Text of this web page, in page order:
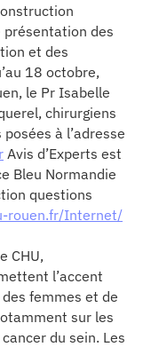
présentation des
et des
18 octobre,
le Pr Isabelle
chirurgiens
à l’adresse
Avis d’Experts est
Bleu Normandie
questions
rouen.fr/Internet/
CHU,
l’accent
femmes et de
sur les
du sein. Les